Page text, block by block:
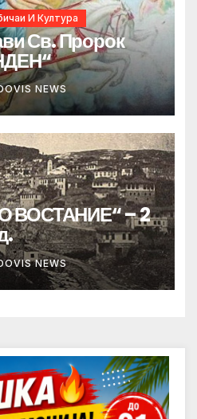
И Култура
Св. Пророк
NEWS
ВОСТАНИЕ“ – 2
NEWS